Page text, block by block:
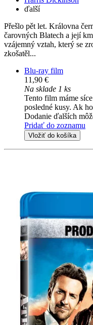
ďalší
Přešlo pět let. Královna
čarovných Blatech a její
vzájemný vztah, který se
zkošatěl...
Blu-ray film
11,90 €
Na sklade 1 ks
Tento film máme
posledné kusy. Ak
Dodanie ďalších
Pridať do zoznamu
Vložiť do košíka